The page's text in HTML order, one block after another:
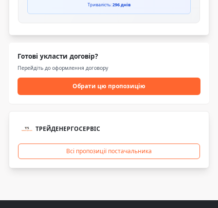
Тривалість:296 днів
Готові укласти договір?
Перейдіть до оформлення договору
Обрати цю пропозицію
ТРЕЙДЕНЕРГОСЕРВІС
Всі пропозиції постачальника